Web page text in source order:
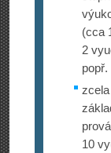
(cca
2
10